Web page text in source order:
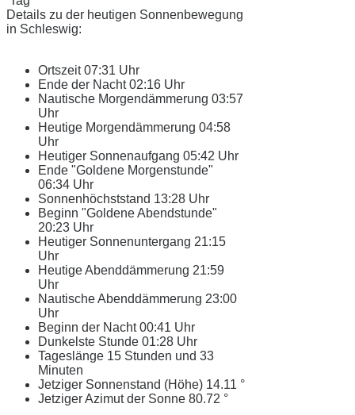
Details zu der heutigen Sonnenbewegung
in Schleswig:
Ortszeit07:31 Uhr
Ende der Nacht02:16 Uhr
Nautische Morgendämmerung 03:57
Uhr
Heutige Morgendämmerung 04:58
Uhr
Heutiger Sonnenaufgang 05:42 Uhr
Ende "Goldene Morgenstunde"
06:34 Uhr
Sonnenhöchststand 13:28 Uhr
Beginn "Goldene Abendstunde"
20:23 Uhr
Heutiger Sonnenuntergang 21:15
Uhr
Heutige Abenddämmerung 21:59
Uhr
Nautische Abenddämmerung 23:00
Uhr
Beginn der Nacht00:41 Uhr
Dunkelste Stunde 01:28 Uhr
Tageslänge 15 Stunden und 33
Minuten
Jetziger Sonnenstand (Höhe) 14.11 °
Jetziger Azimut der Sonne 80.72 °